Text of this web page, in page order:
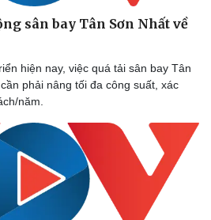
sân bay Tân Sơn Nhất về
hiện nay, việc quá tải sân bay Tân
phải nâng tối đa công suất, xác
năm.